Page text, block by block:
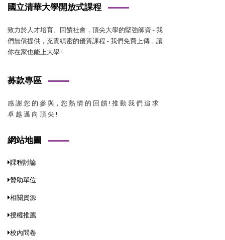
國立清華大學開放式課程
致力於人才培育、回饋社會，頂尖大學的堅強師資 - 我
們無償提供，充實縝密的優質課程 - 我們免費上傳，讓
你在家也能上大學 !
募款專區
感 謝 您 的 參 與，您 熱 情 的 回 饋 ! 推 動 我 們 追 求
卓 越 邁 向 頂 尖 !
網站地圖
課程討論
贊助單位
相關資源
授權推薦
校內問卷